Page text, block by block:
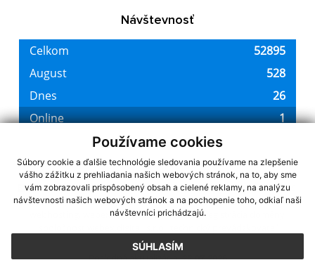
Používame cookies
Súbory cookie a ďalšie technológie sledovania používame na zlepšenie
vášho zážitku z prehliadania našich webových stránok, na to, aby sme
vám zobrazovali prispôsobený obsah a cielené reklamy, na analýzu
návštevnosti našich webových stránok a na pochopenie toho, odkiaľ naši
návštevníci prichádzajú.
SÚHLASÍM
Návštevnosť
využite možnosť získavania aktuálnych informácií s využitím RSS
CMS systém (redakčný) systém ECHELON 2,Mapa stránok,web portál
webex.digital, s.r.o.,domény,registrácia domény